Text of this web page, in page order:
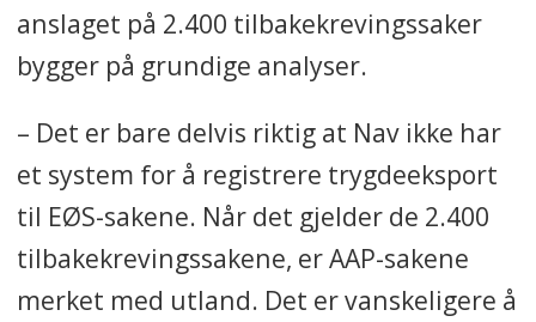
anslaget på 2.400 tilbakekrevingssaker
bygger på grundige analyser.
– Det er bare delvis riktig at Nav ikke har
et system for å registrere trygdeeksport
til EØS-sakene. Når det gjelder de 2.400
tilbakekrevingssakene, er AAP-sakene
merket med utland. Det er vanskeligere å